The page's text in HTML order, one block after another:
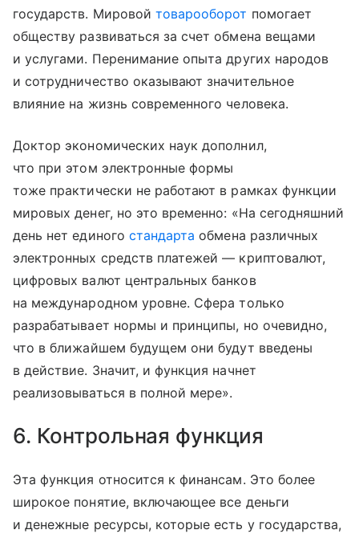
государств. Мировой товарооборот помогает
обществу развиваться за счет обмена вещами
и услугами. Перенимание опыта других народов
и сотрудничество оказывают значительное
влияние на жизнь современного человека.
Доктор экономических наук дополнил,
что при этом электронные формы
тоже практически не работают в рамках функции
мировых денег, но это временно: «На сегодняшний
день нет единого стандарта обмена различных
электронных средств платежей — криптовалют,
цифровых валют центральных банков
на международном уровне. Сфера только
разрабатывает нормы и принципы, но очевидно,
что в ближайшем будущем они будут введены
в действие. Значит, и функция начнет
реализовываться в полной мере».
6. Контрольная функция
Эта функция относится к финансам. Это более
широкое понятие, включающее все деньги
и денежные ресурсы, которые есть у государства,